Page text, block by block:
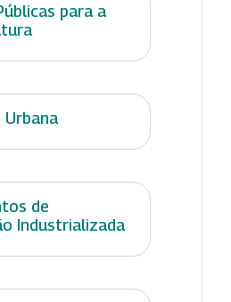
para a
Urbana
de
Industrializada